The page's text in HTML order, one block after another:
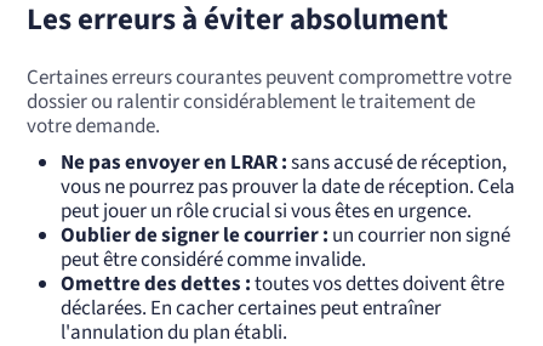
Les erreurs à éviter absolument
Certaines erreurs courantes peuvent compromettre votre
dossier ou ralentir considérablement le traitement de
votre demande.
Ne pas envoyer en LRAR :sans accusé de réception,
vous ne pourrez pas prouver la date de réception. Cela
peut jouer un rôle crucial si vous êtes en urgence.
Oublier de signer le courrier : un courrier non signé
peut être considéré comme invalide.
Omettre des dettes :toutes vos dettes doivent être
déclarées. En cacher certaines peut entraîner
l'annulation du plan établi.